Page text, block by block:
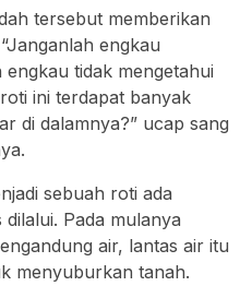
tersebut memberikan
engkau
tidak mengetahui
ini terdapat banyak
di dalamnya?” ucap sang
sebuah roti ada
Pada mulanya
air, lantas air itu
menyuburkan tanah.